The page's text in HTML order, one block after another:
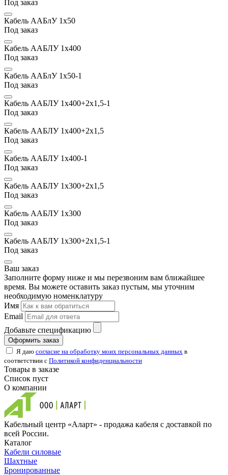
Под заказ
Кабель ААБлУ 1х50
Под заказ
Кабель ААБЛУ 1х400
Под заказ
Кабель ААБлУ 1х50-1
Под заказ
Кабель ААБЛУ 1х400+2х1,5-1
Под заказ
Кабель ААБЛУ 1х400+2х1,5
Под заказ
Кабель ААБЛУ 1х400-1
Под заказ
Кабель ААБЛУ 1х300+2х1,5
Под заказ
Кабель ААБЛУ 1х300
Под заказ
Кабель ААБЛУ 1х300+2х1,5-1
Под заказ
Ваш заказ
Заполните форму ниже и мы перезвоним вам ближайшее
время. Вы можете оставить заказ пустым, мы уточним
необходимую номенклатуру
Имя
Email
Добавьте спецификацию
Оформить заказ
Я даю согласие на обработку моих персональных данных в
соответствии с Политикой конфиденциальности
Товары в заказе
Список пуст
О компании
Кабельный центр «Аларт» - продажа кабеля с доставкой по
всей России.
Каталог
Кабели силовые
Шахтные
Бронированные